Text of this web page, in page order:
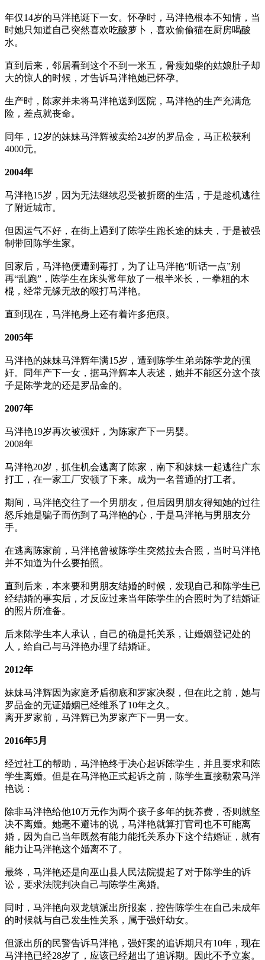
年仅14岁的马泮艳诞下一女。怀孕时，马泮艳根本不知情，当
时她只知道自己突然喜欢吃酸萝卜，喜欢偷偷猫在厨房喝酸
水。
直到后来，邻居看到这个不到一米五，骨瘦如柴的姑娘肚子却
大的惊人的时候，才告诉马泮艳她已怀孕。
生产时，陈家并未将马泮艳送到医院，马泮艳的生产充满危
险，差点就丧命。
同年，12岁的妹妹马泮辉被卖给24岁的罗品金，马正松获利
4000元。
2004年
马泮艳15岁，因为无法继续忍受被折磨的生活，于是趁机逃往
了附近城市。
但因运气不好，在街上遇到了陈学生跑长途的妹夫，于是被强
制带回陈学生家。
回家后，马泮艳便遭到毒打，为了让马泮艳“听话一点”别
再“乱跑”，陈学生在床头常年放了一根半米长，一拳粗的木
棍，经常无缘无故的殴打马泮艳。
直到现在，马泮艳身上还有着许多疤痕。
2005年
马泮艳的妹妹马泮辉年满15岁，遭到陈学生弟弟陈学龙的强
奸。同年产下一女，据马泮辉本人表述，她并不能区分这个孩
子是陈学龙的还是罗品金的。
2007年
马泮艳19岁再次被强奸，为陈家产下一男婴。
2008年
马泮艳20岁，抓住机会逃离了陈家，南下和妹妹一起逃往广东
打工，在一家工厂安顿了下来。成为一名普通的打工者。
期间，马泮艳交往了一个男朋友，但后因男朋友得知她的过往
怒斥她是骗子而伤到了马泮艳的心，于是马泮艳与男朋友分
手。
在逃离陈家前，马泮艳曾被陈学生突然拉去合照，当时马泮艳
并不知道为什么要拍照。
直到后来，本来要和男朋友结婚的时候，发现自己和陈学生已
经结婚的事实后，才反应过来当年陈学生的合照时为了结婚证
的照片所准备。
后来陈学生本人承认，自己的确是托关系，让婚姻登记处的
人，给自己与马泮艳办理了结婚证。
2012年
妹妹马泮辉因为家庭矛盾彻底和罗家决裂，但在此之前，她与
罗品金的无证婚姻已经维系了10年之久。
离开罗家前，马泮辉已为罗家产下一男一女。
2016年5月
经过社工的帮助，马泮艳终于决心起诉陈学生，并且要求和陈
学生离婚。但是在马泮艳正式起诉之前，陈学生直接勒索马泮
艳说：
除非马泮艳给他10万元作为两个孩子多年的抚养费，否则就坚
决不离婚。她毫不避讳的说，马泮艳就算打官司也不可能离
婚，因为自己当年既然有能力能托关系办下这个结婚证，就有
能力让马泮艳这个婚离不了。
最终，马泮艳还是向巫山县人民法院提起了对于陈学生的诉
讼，要求法院判决自己与陈学生离婚。
同时，马泮艳向双龙镇派出所报案，控告陈学生在自己未成年
的时候就与自己发生性关系，属于强奸幼女。
但派出所的民警告诉马泮艳，强奸案的追诉期只有10年，现在
马泮艳已经28岁了，应该已经超出了追诉期。因此不予立案。